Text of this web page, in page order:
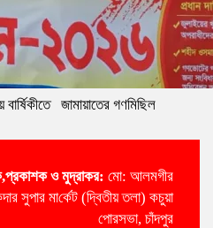
জামায়াতের গণমিছিল
ও মুদ্রাকর: মো: আলমগীর
সুপার মা‌র্কেট (দ্বিতীয় তলা) কচুয়া
পোরসভা, চাঁদপুর